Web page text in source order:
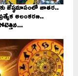
జేష్ఠమాసంలో జాతర..
అలంకరణ..